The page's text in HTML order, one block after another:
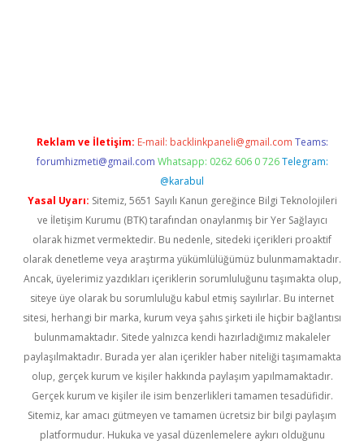
Reklam ve İletişim: E-mail: backlinkpaneli@gmail.com Teams:
forumhizmeti@gmail.com Whatsapp: 0262 606 0 726 Telegram:
@karabul
Yasal Uyarı: Sitemiz, 5651 Sayılı Kanun gereğince Bilgi Teknolojileri
ve İletişim Kurumu (BTK) tarafından onaylanmış bir Yer Sağlayıcı
olarak hizmet vermektedir. Bu nedenle, sitedeki içerikleri proaktif
olarak denetleme veya araştırma yükümlülüğümüz bulunmamaktadır.
Ancak, üyelerimiz yazdıkları içeriklerin sorumluluğunu taşımakta olup,
siteye üye olarak bu sorumluluğu kabul etmiş sayılırlar. Bu internet
sitesi, herhangi bir marka, kurum veya şahıs şirketi ile hiçbir bağlantısı
bulunmamaktadır. Sitede yalnızca kendi hazırladığımız makaleler
paylaşılmaktadır. Burada yer alan içerikler haber niteliği taşımamakta
olup, gerçek kurum ve kişiler hakkında paylaşım yapılmamaktadır.
Gerçek kurum ve kişiler ile isim benzerlikleri tamamen tesadüfidir.
Sitemiz, kar amacı gütmeyen ve tamamen ücretsiz bir bilgi paylaşım
platformudur. Hukuka ve yasal düzenlemelere aykırı olduğunu